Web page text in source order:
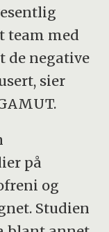
team med
de negative
sier
på
og
Studien